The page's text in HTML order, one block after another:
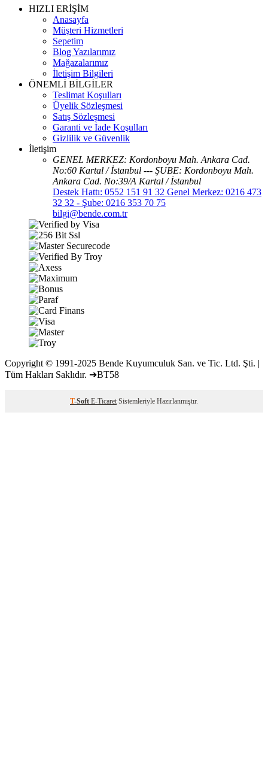
HIZLI ERİŞİM
Anasayfa
Müşteri Hizmetleri
Sepetim
Blog Yazılarımız
Mağazalarımız
İletişim Bilgileri
ÖNEMLİ BİLGİLER
Teslimat Koşulları
Üyelik Sözleşmesi
Satış Sözleşmesi
Garanti ve İade Koşulları
Gizlilik ve Güvenlik
İletişim
GENEL MERKEZ: Kordonboyu Mah. Ankara Cad.
No:60 Kartal / İstanbul --- ŞUBE: Kordonboyu Mah.
Ankara Cad. No:39/A Kartal / İstanbul
Destek Hattı: 0552 151 91 32 Genel Merkez: 0216 473
32 32 - Şube: 0216 353 70 75
bilgi@bende.com.tr
Copyright © 1991-2025 Bende Kuyumculuk San. ve Tic. Ltd. Şti. |
Tüm Hakları Saklıdır. ➔BT58
T-Soft E-Ticaret Sistemleriyle Hazırlanmıştır.